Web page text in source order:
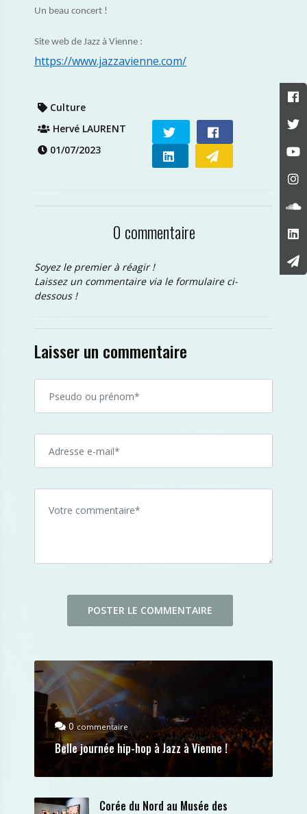
Un beau concert !
Site web de Jazz à Vienne :
https://www.jazzavienne.com/
Culture
Hervé LAURENT
01/07/2023
0 commentaire
Soyez le premier à réagir !
Laissez un commentaire via le formulaire ci-
dessous !
Laisser un commentaire
0 commentaire
Belle journée hip-hop à Jazz à Vienne !
Corée du Nord au Musée des